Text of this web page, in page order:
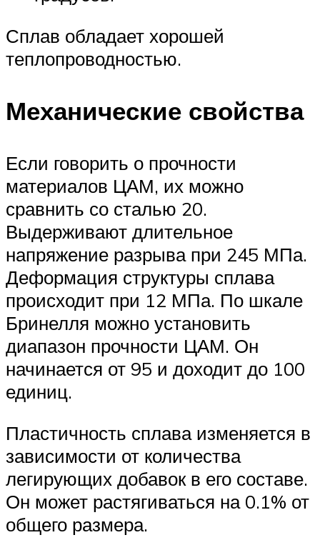
Сплав обладает хорошей
теплопроводностью.
Механические свойства
Если говорить о прочности
материалов ЦАМ, их можно
сравнить со сталью 20.
Выдерживают длительное
напряжение разрыва при 245 МПа.
Деформация структуры сплава
происходит при 12 МПа. По шкале
Бринелля можно установить
диапазон прочности ЦАМ. Он
начинается от 95 и доходит до 100
единиц.
Пластичность сплава изменяется в
зависимости от количества
легирующих добавок в его составе.
Он может растягиваться на 0.1% от
общего размера.